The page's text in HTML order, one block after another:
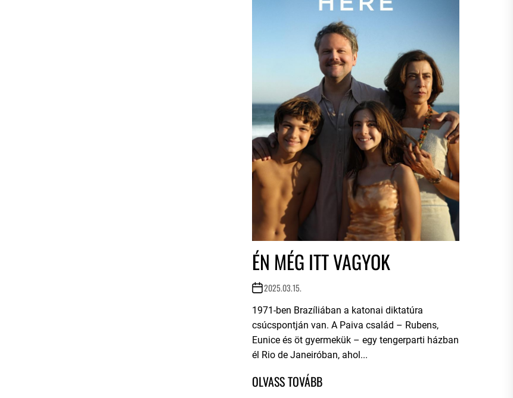
ÉN MÉG ITT VAGYOK
2025.03.15.
1971-ben Brazíliában a katonai diktatúra
csúcspontján van. A Paiva család – Rubens,
Eunice és öt gyermekük – egy tengerparti házban
él Rio de Janeiróban, ahol...